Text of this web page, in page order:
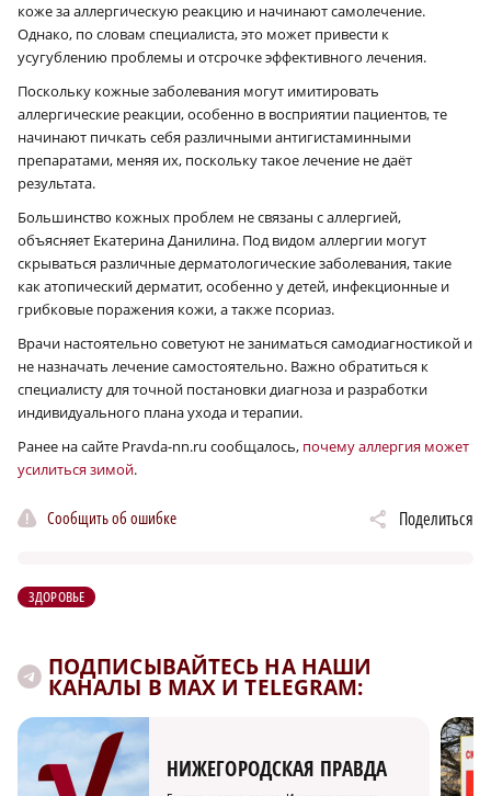
коже за аллергическую реакцию и начинают самолечение.
Однако, по словам специалиста, это может привести к
усугублению проблемы и отсрочке эффективного лечения.
Поскольку кожные заболевания могут имитировать
аллергические реакции, особенно в восприятии пациентов, те
начинают пичкать себя различными антигистаминными
препаратами, меняя их, поскольку такое лечение не даёт
результата.
Большинство кожных проблем не связаны с аллергией,
объясняет Екатерина Данилина. Под видом аллергии могут
скрываться различные дерматологические заболевания, такие
как атопический дерматит, особенно у детей, инфекционные и
грибковые поражения кожи, а также псориаз.
Врачи настоятельно советуют не заниматься самодиагностикой и
не назначать лечение самостоятельно. Важно обратиться к
специалисту для точной постановки диагноза и разработки
индивидуального плана ухода и терапии.
Ранее на сайте Pravda-nn.ru сообщалось, почему аллергия может
усилиться зимой.
Сообщить об ошибке Поделиться
ЗДОРОВЬЕ
ПОДПИСЫВАЙТЕСЬ НА НАШИ
КАНАЛЫ В MAX И TELEGRAM:
НИЖЕГОРОДСКАЯ ПРАВДА